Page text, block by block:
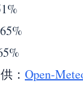
65%
： Open-